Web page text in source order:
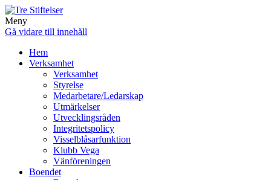
Meny
Gå vidare till innehåll
Hem
Verksamhet
Verksamhet
Styrelse
Medarbetare/Ledarskap
Utmärkelser
Utvecklingsråden
Integritetspolicy
Visselblåsarfunktion
Klubb Vega
Vänföreningen
Boendet